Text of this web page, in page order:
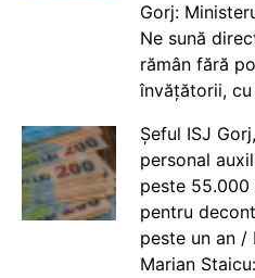
Gorj:
Ne sună
rămân fără
învățătorii,
Șeful ISJ
personal
peste
pentru
peste un an /
Marian